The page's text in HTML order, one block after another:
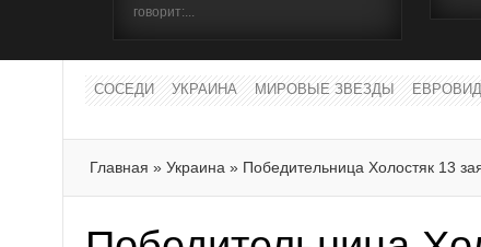
говорит:...
СОСЕДИ УКРАИНА МИРОВЫЕ ЗВЕЗДЫ
Главная » Украина » Победительница Холостяк 13